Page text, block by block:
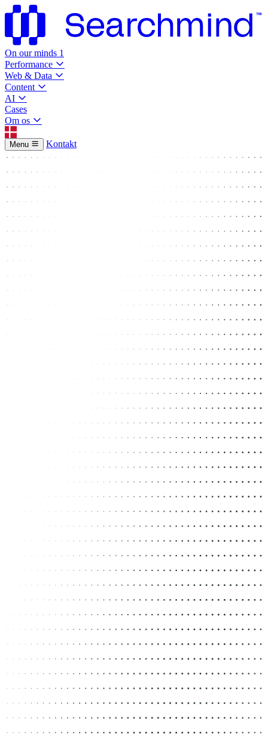
On our minds 1
Performance
Web & Data
Content
AI
Cases
Om os
Menu Kontakt